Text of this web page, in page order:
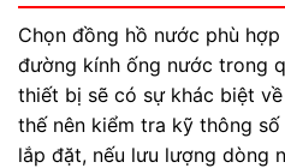
Chọn đồng hồ nước phù
đường kính ống nước trong
thiết bị sẽ có sự khác biệt
thế nên kiểm tra kỹ thông
lắp đặt, nếu lưu lượng dòng